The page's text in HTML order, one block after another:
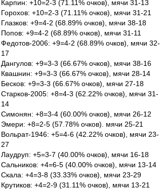
Карпин: +10=2-3 (71.11% очков), мячи 31-13
Горохов: +10=2-3 (71.11% очков), мячи 31-21
Глазков: +9=4-2 (68.89% очков), мячи 38-18
Попов: +9=4-2 (68.89% очков), мячи 31-11
Федотов-2006: +9=4-2 (68.89% очков), мячи 32-
17
Дангулов: +9=3-3 (66.67% очков), мячи 38-16
Квашнин: +9=3-3 (66.67% очков), мячи 28-14
Бесков: +9=3-3 (66.67% очков), мячи 27-18
Старков-2005: +8=4-3 (62.22% очков), мячи 31-
14
Симонян: +8=3-4 (60.00% очков), мячи 26-12
Эмери: +8=2-5 (57.78% очков). мячи 25-21
Вольрат-1946: +5=4-6 (42.22% очков), мячи 23-
27
Лаудруп: +5=3-7 (40.00% очков), мячи 16-18
Сальников: +4=6-5 (40.00% очков), мячи 13-14
Скала: +4=3-8 (33.33% очков), мячи 23-29
Крутиков: +4=2-9 (31.11% очков), мячи 13-21